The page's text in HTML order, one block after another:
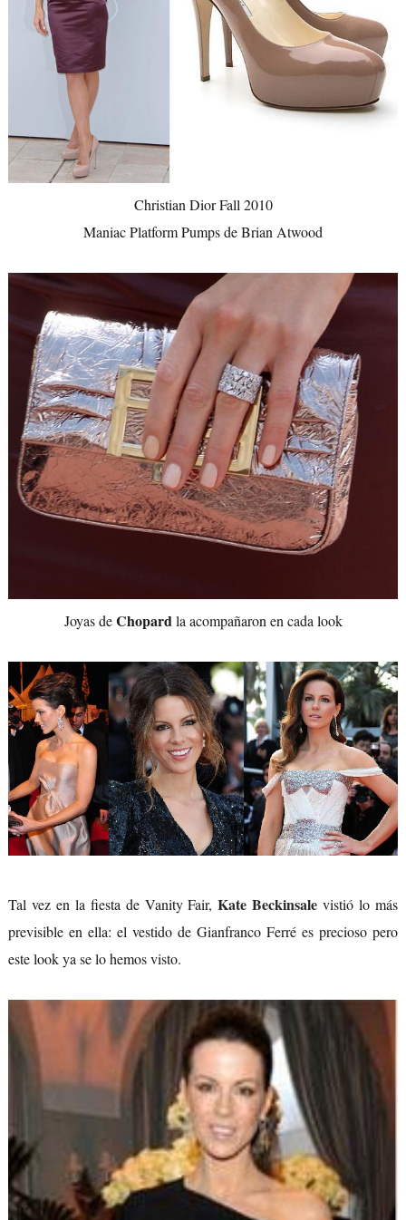
Christian Dior Fall 2010
Maniac Platform Pumps de Brian Atwood
Joyas deChopard la acompañaron en cada look
Tal vez en la fiesta de Vanity Fair,Kate Beckinsale vistió lo más
previsible en ella: el vestido de Gianfranco Ferré es precioso pero
este look ya se lo hemos visto.